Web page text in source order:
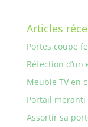
Articles
Portes coupe
Réfection
Meuble TV en
Portail meranti
Assortir sa